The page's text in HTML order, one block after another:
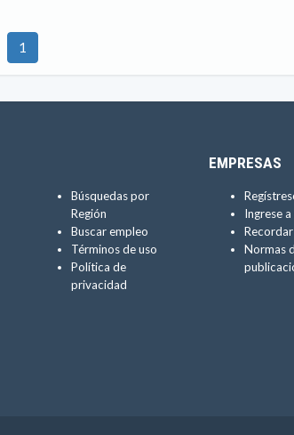
1
Búsquedas por
Región
Buscar empleo
Términos de uso
Política de
privacidad
EMPRESAS
Ingrese
Normas